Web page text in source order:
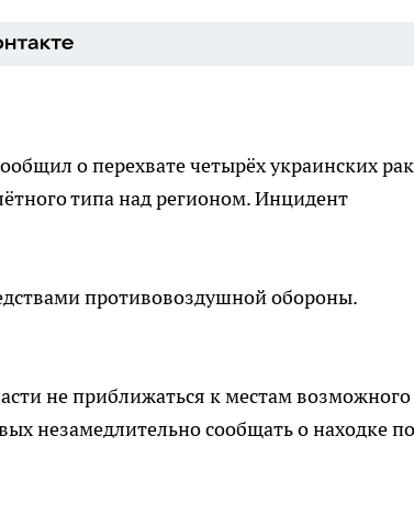
о перехвате четырёх украинских
типа над регионом. Инцидент
противовоздушной обороны.
не приближаться к местам возможного
незамедлительно сообщать о находке по